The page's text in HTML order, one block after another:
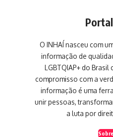
O INHAÍ nasceu com
informação de
LGBTQIAP+ do Brasil
compromisso com a
informação é uma
unir pessoas,
a luta por